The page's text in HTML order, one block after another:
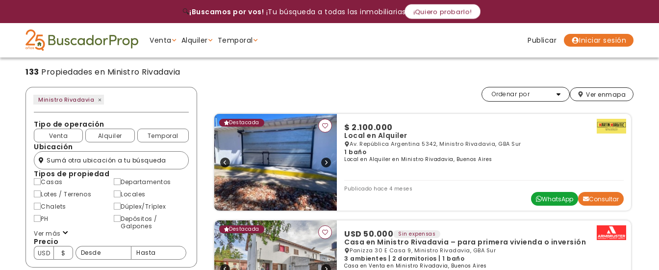
🔍¡Buscamos por vos! ¡Tu búsqueda a todas las inmobiliarias! ¡Quiero probarlo!
Venta
Tipo de propiedad
Alquiler
Tipo de propiedad
Temporal
Tipo de propiedad
Publicar Iniciar sesión
Cancelar Si, eliminar
Gracias
133 Propiedades en Ministro Rivadavia
Ministro Rivadavia
Tipo de operación
Venta Alquiler Temporal
Ubicación
Tipos de propiedad
Casas
Departamentos
Lotes / Terrenos
Locales
Chalets
Dúplex/Tríplex
PH
Depósitos /
Galpones
Ver más
Precio
USD $
Ordenar por
Más relevantes Ver enmapa
Destacada $ 2.100.000
Local en Alquiler
Av. República Argentina 5342, Ministro Rivadavia, GBA Sur
1 baño
Local en Alquiler en Ministro Rivadavia, Buenos Aires
Publicado hace 4 meses
WhatsApp Consultar
Destacada USD 50.000 Sin expensas
Casa en Ministro Rivadavia – para primera vivienda o inversión
Panizza 30 E Casa 9, Ministro Rivadavia, GBA Sur
3 ambientes | 2 dormitorios | 1 baño
Casa en Venta en Ministro Rivadavia, Buenos Aires